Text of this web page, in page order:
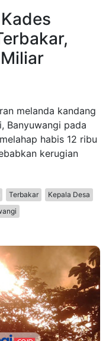
melanda kandang
Banyuwangi pada
habis 12 ribu
kerugian
Terbakar
Kepala Desa